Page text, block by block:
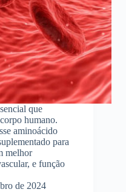
que
humano.
aminoácido
para
melhor
e função
de 2024